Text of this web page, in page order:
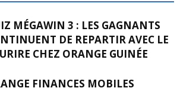
MÉGAWIN 3 : LES GAGNANTS
DE REPARTIR AVEC LE
CHEZ ORANGE GUINÉE
FINANCES MOBILES